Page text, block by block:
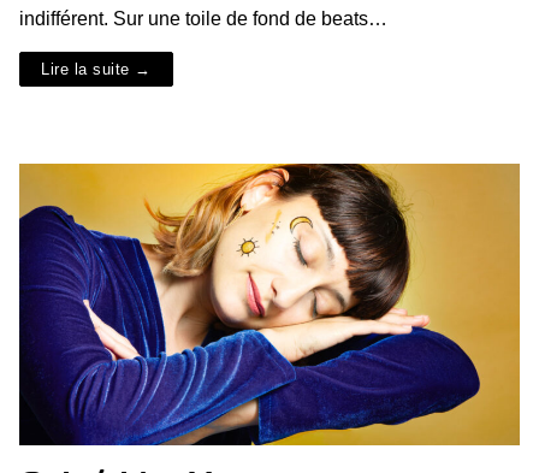
indifférent. Sur une toile de fond de beats…
Lire la suite →